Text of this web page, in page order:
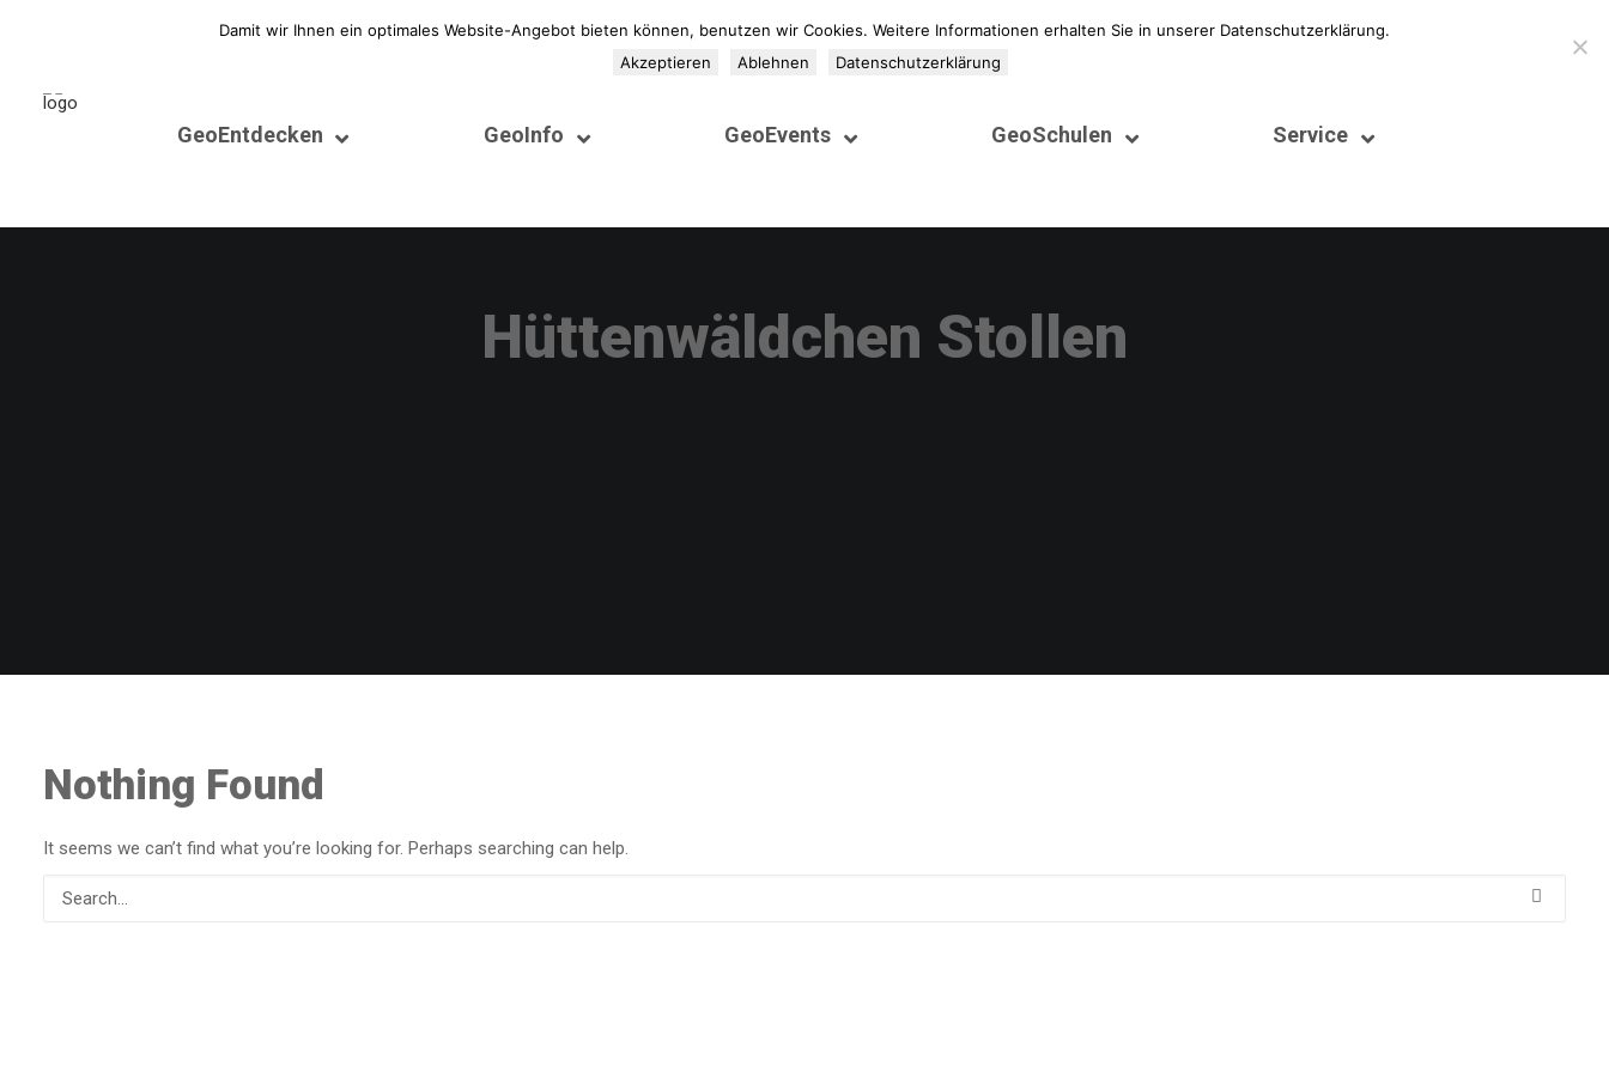
Welcome. Here is a free text!
GeoEntdecken GeoInfo GeoEvents GeoSchulen Service
Hüttenwäldchen Stollen
Nothing Found
It seems we can’t find what you’re looking for. Perhaps searching can help.
Damit wir Ihnen ein optimales Website-Angebot bieten können, benutzen wir Cookies. Weitere Informationen erhalten Sie in unserer Datenschutzerklärung.
Akzeptieren
Ablehnen Datenschutzerklärung